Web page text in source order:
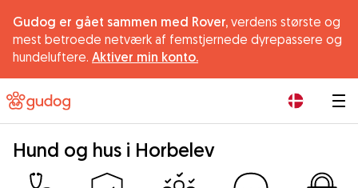
Gudog er gået sammen med Rover, verdens største og
mest betroede netværk af femstjernede dyrepassere og
hundeluftere. Aktiver min konto.
Hund og hus i Horbelev